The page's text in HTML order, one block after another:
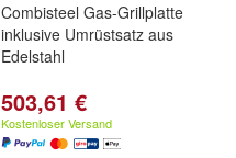
Combisteel Gas-Grillplatte
inklusive Umrüstsatz aus
Edelstahl
503,61 €
Kostenloser Versand